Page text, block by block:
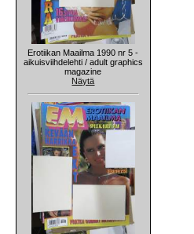
Erotiikan Maailma 1990 nr 5 -
aikuisviihdelehti / adult graphics
magazine
Näytä